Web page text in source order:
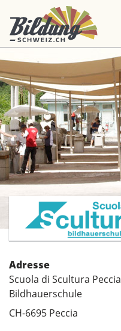
Adresse
Scuola di Scultura Peccia
Bildhauerschule
CH-6695 Peccia